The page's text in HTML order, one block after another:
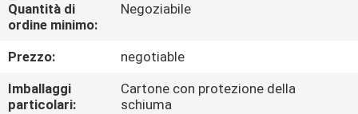
GIRO
DELLA
FABBRICA
Quantità di
ordine minimo:
Negoziabile
Prezzo:
negotiable
Imballaggi
particolari:
Cartone con protezione della
schiuma